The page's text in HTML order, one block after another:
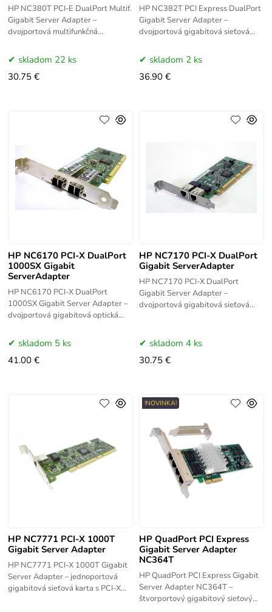
HP NC380T PCI-E DualPort Multif.
Gigabit Server Adapter –
dvojportová multifunkčná
Express rozhraním pre servery HP
ProLiant. Dva
skladom 22 ks
30.75 €
HP NC382T PCI Express DualPort
Gigabit Server Adapter –
dvojportová gigabitová sieťová
servery HP ProLiant. Dva porty 1
Gbit/s
skladom 2 ks
36.90 €
HP NC6170 PCI-X DualPort
1000SX Gigabit
ServerAdapter
HP NC6170 PCI-X DualPort
1000SX Gigabit Server Adapter –
dvojportová gigabitová optická
1000Base-SX konektivitou. Ideálna
pre
skladom 5 ks
41.00 €
HP NC7170 PCI-X DualPort
Gigabit ServerAdapter
HP NC7170 PCI-X DualPort
Gigabit Server Adapter –
dvojportová gigabitová sieťová
Gbit/s Ethernet,
skladom 4 ks
30.75 €
HP NC7771 PCI-X 1000T
Gigabit Server Adapter
HP NC7771 PCI-X 1000T Gigabit
Server Adapter – jednoportová
gigabitová sieťová karta s PCI-X
HP QuadPort PCI Express
Gigabit Server Adapter
NC364T
HP QuadPort PCI Express Gigabit
Server Adapter NC364T –
štvorportový gigabitový sieťový
!NOVINKA!